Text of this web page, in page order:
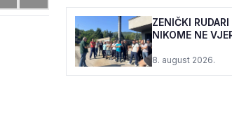
ZENIČKI
NIKOME NE
8. august 2026.